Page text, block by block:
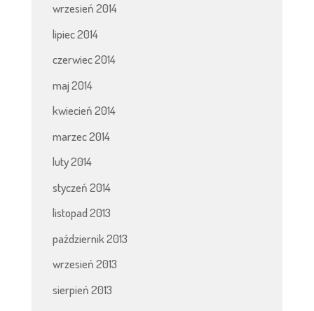
wrzesień 2014
lipiec 2014
czerwiec 2014
maj 2014
kwiecień 2014
marzec 2014
luty 2014
styczeń 2014
listopad 2013
październik 2013
wrzesień 2013
sierpień 2013